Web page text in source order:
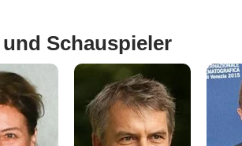
Schauspieler